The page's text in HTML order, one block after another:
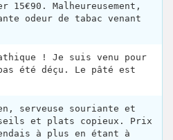
15€90. Malheureusement,
odeur de tabac venant
! Je suis venu pour
été déçu. Le pâté est
serveuse souriante et
et plats copieux. Prix
à plus en étant à